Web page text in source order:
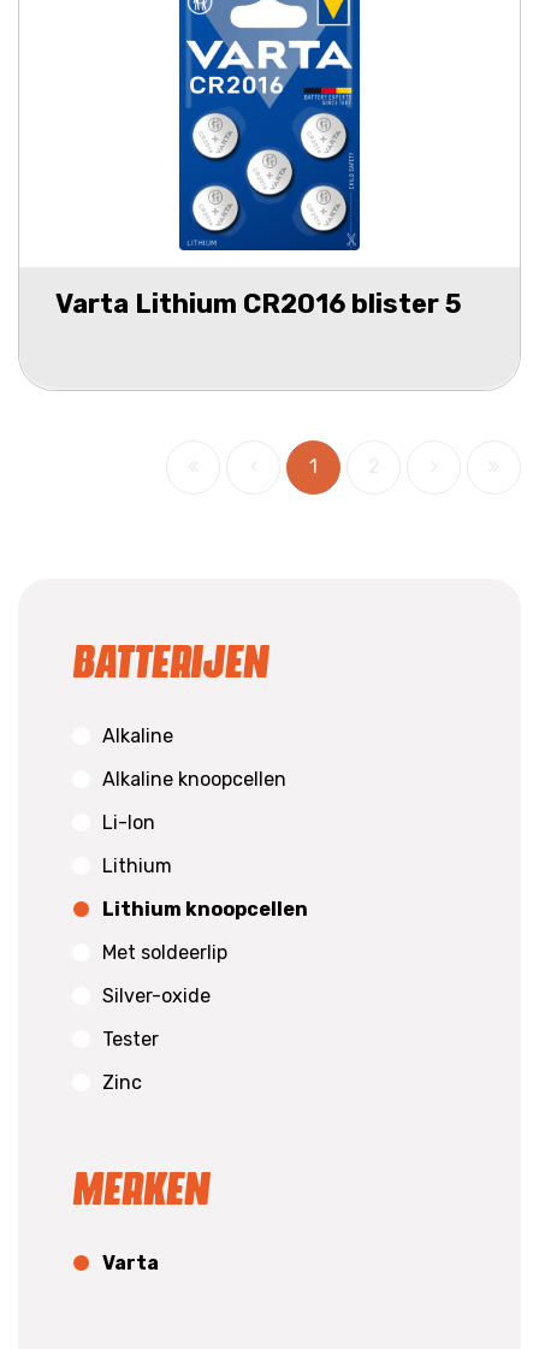
Varta Lithium CR2016 blister 5
1
Batterijen
Alkaline
Alkaline knoopcellen
Li-Ion
Lithium
Lithium knoopcellen
Met soldeerlip
Silver-oxide
Tester
Zinc
Merken
Varta